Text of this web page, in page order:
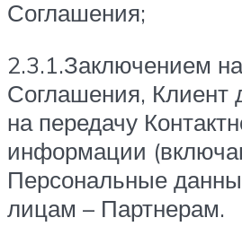
Соглашения;
2.3.1.Заключением
Соглашения, Клиент
на передачу
информации
Персональные
лицам – Партнерам.